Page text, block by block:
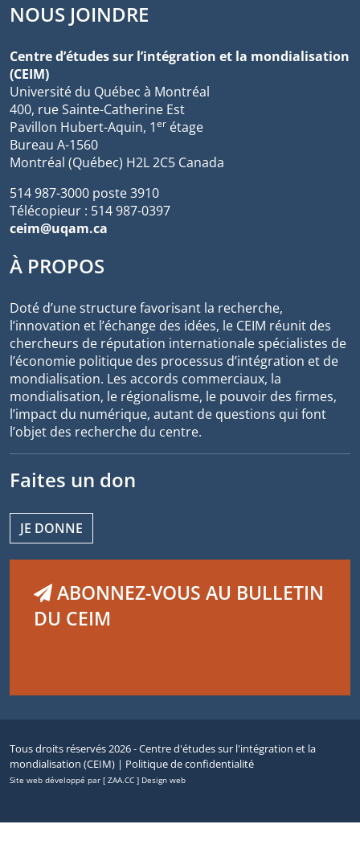
NOUS JOINDRE
Centre d’études sur l’intégration et la mondialisation
(CEIM)
Université du Québec à Montréal
400, rue Sainte-Catherine Est
Pavillon Hubert-Aquin, 1er étage
Bureau A-1560
Montréal (Québec) H2L 2C5 Canada
514 987-3000 poste 3910
Télécopieur : 514 987-0397
ceim@uqam.ca
À PROPOS
Doté d’une structure favorisant la recherche,
l’innovation et l’échange des idées, le CEIM réunit des
chercheurs de réputation internationale spécialistes de
l’économie politique des processus d’intégration et de
mondialisation. Les accords commerciaux, la
mondialisation, le régionalisme, le pouvoir des firmes,
l’impact du numérique, autant de questions qui font
l’objet des recherche du centre.
Faites un don
JE DONNE
ABONNEZ-VOUS AU BULLETIN
DU CEIM
Tous droits réservés 2026 - Centre d'études sur l'intégration et la
mondialisation (CEIM) | Politique de confidentialité
Site web développé par [ ZAA.CC ] Design web